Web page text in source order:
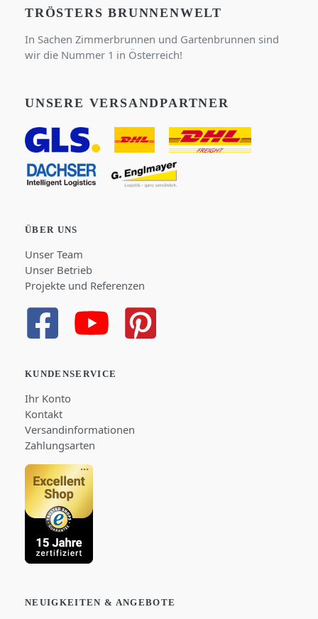
TRÖSTERS BRUNNENWELT
In Sachen Zimmerbrunnen und Gartenbrunnen sind
wir die Nummer 1 in Österreich!
UNSERE VERSANDPARTNER
ÜBER UNS
Unser Team
Unser Betrieb
Projekte und Referenzen
KUNDENSERVICE
Ihr Konto
Kontakt
Versandinformationen
Zahlungsarten
NEUIGKEITEN & ANGEBOTE